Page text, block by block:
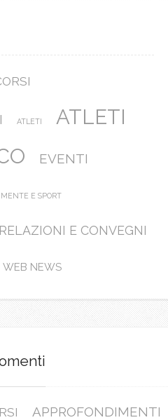
ATLETI
ATLETI
EVENTI
MENTE E SPORT
RELAZIONI E CONVEGNI
WEB NEWS
APPROFONDIMENTI